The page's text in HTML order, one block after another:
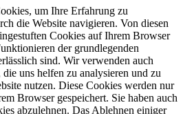
um Ihre Erfahrung zu
die Website navigieren. Von diesen
Cookies auf Ihrem Browser
der grundlegenden
sind. Wir verwenden auch
uns helfen zu analysieren und zu
nutzen. Diese Cookies werden nur
Browser gespeichert. Sie haben auch
abzulehnen. Das Ablehnen einiger